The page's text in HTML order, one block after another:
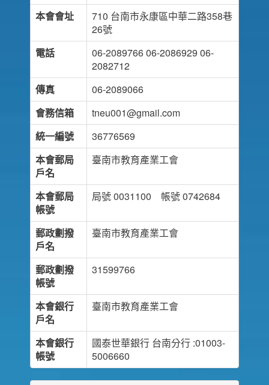
本會會址
710 台南市永康區中華二路358巷
26號
電話
06-2089766 06-2086929 06-
2082712
傳真
06-2089066
會務信箱
tneu001@gmail.com
統一編號
36776569
本會郵局
戶名
臺南市教育產業工會
本會郵局
帳號
局號 0031100 帳號 0742684
郵政劃撥
戶名
臺南市教育產業工會
郵政劃撥
帳號
31599766
本會銀行
戶名
臺南市教育產業工會
本會銀行
帳號
國泰世華銀行 台南分行 :01003-
5006660